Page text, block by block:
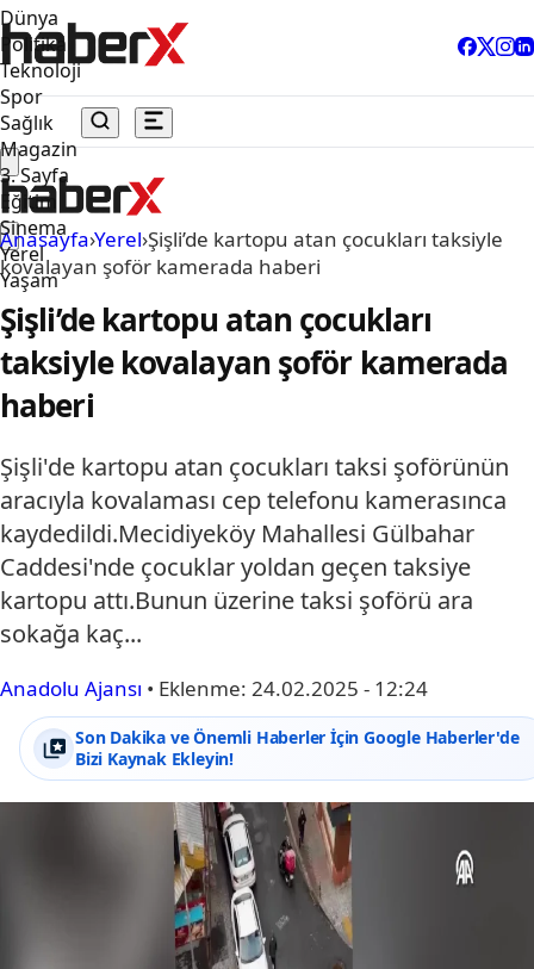
Dünya
Politika
Teknoloji
Spor
Sağlık
Magazin
3. Sayfa
Eğitim
Sinema
Yerel
Yaşam
Anasayfa›Yerel›Şişli’de kartopu atan çocukları taksiyle
kovalayan şoför kamerada haberi
Şişli’de kartopu atan çocukları
taksiyle kovalayan şoför kamerada
haberi
Şişli'de kartopu atan çocukları taksi şoförünün
aracıyla kovalaması cep telefonu kamerasınca
kaydedildi.Mecidiyeköy Mahallesi Gülbahar
Caddesi'nde çocuklar yoldan geçen taksiye
kartopu attı.Bunun üzerine taksi şoförü ara
sokağa kaç...
Anadolu Ajansı • Eklenme: 24.02.2025 - 12:24
Son Dakika ve Önemli Haberler İçin Google Haberler'de
Bizi Kaynak Ekleyin!